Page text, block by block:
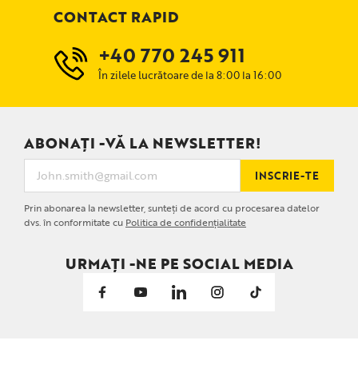
CONTACT RAPID
+40 770 245 911
În zilele lucrătoare de la 8:00 la 16:00
ABONAȚI -VĂ LA NEWSLETTER!
INSCRIE-TE
Prin abonarea la newsletter, sunteți de acord cu procesarea datelor
dvs. în conformitate cu Politica de confidențialitate
URMAȚI -NE PE SOCIAL MEDIA